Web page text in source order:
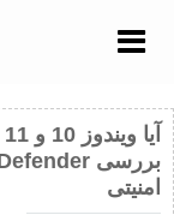
Menu
امنیتی